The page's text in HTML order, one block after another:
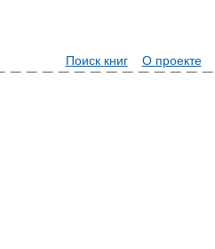
Поиск книг О проекте